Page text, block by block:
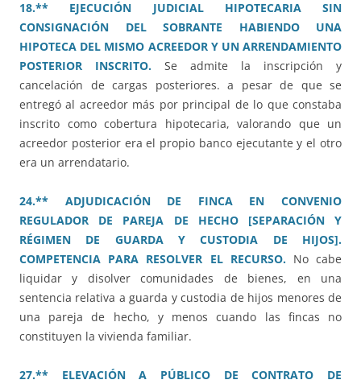
18.** EJECUCIÓN JUDICIAL HIPOTECARIA SIN
CONSIGNACIÓN DEL SOBRANTE HABIENDO UNA
HIPOTECA DEL MISMO ACREEDOR Y UN ARRENDAMIENTO
POSTERIOR INSCRITO. Se admite la inscripción y
cancelación de cargas posteriores. a pesar de que se
entregó al acreedor más por principal de lo que constaba
inscrito como cobertura hipotecaria, valorando que un
acreedor posterior era el propio banco ejecutante y el otro
era un arrendatario.
24.** ADJUDICACIÓN DE FINCA EN CONVENIO
REGULADOR DE PAREJA DE HECHO [SEPARACIÓN Y
RÉGIMEN DE GUARDA Y CUSTODIA DE HIJOS].
COMPETENCIA PARA RESOLVER EL RECURSO. No cabe
liquidar y disolver comunidades de bienes, en una
sentencia relativa a guarda y custodia de hijos menores de
una pareja de hecho, y menos cuando las fincas no
constituyen la vivienda familiar.
27.** ELEVACIÓN A PÚBLICO DE CONTRATO DE